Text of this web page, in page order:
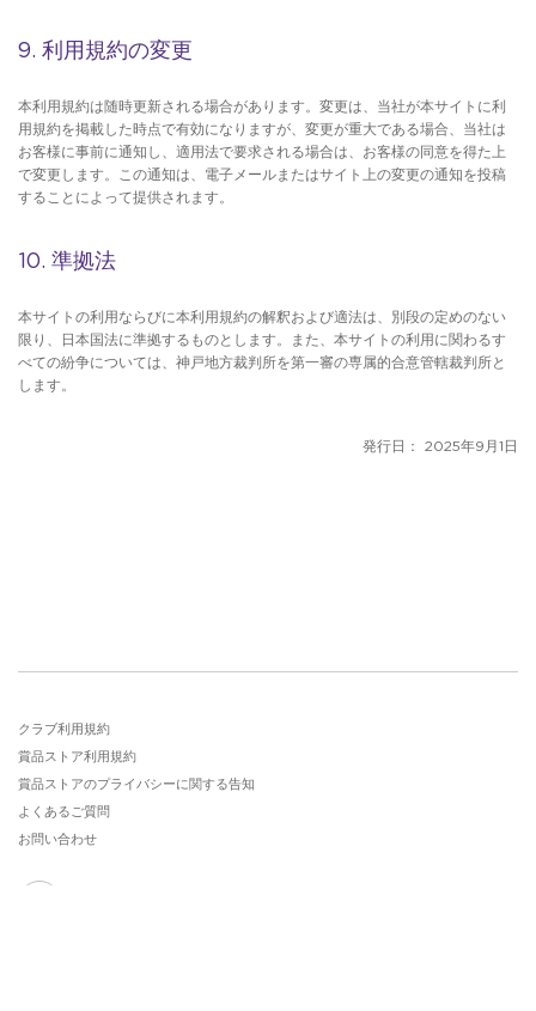
9. 利用規約の変更
本利用規約は随時更新される場合があります。変更は、当社が本サイトに利
用規約を掲載した時点で有効になりますが、変更が重大である場合、当社は
お客様に事前に通知し、適用法で要求される場合は、お客様の同意を得た上
で変更します。この通知は、電子メールまたはサイト上の変更の通知を投稿
することによって提供されます。
10. 準拠法
本サイトの利用ならびに本利用規約の解釈および適法は、別段の定めのない
限り、日本国法に準拠するものとします。また、本サイトの利用に関わるす
べての紛争については、神戸地方裁判所を第一審の専属的合意管轄裁判所と
します。
発行日： 2025年9月1日
クラブ利用規約
賞品ストア利用規約
賞品ストアのプライバシーに関する告知
よくあるご質問
お問い合わせ